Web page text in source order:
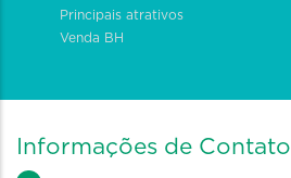
Principais atrativos
Venda BH
Informações de Contato